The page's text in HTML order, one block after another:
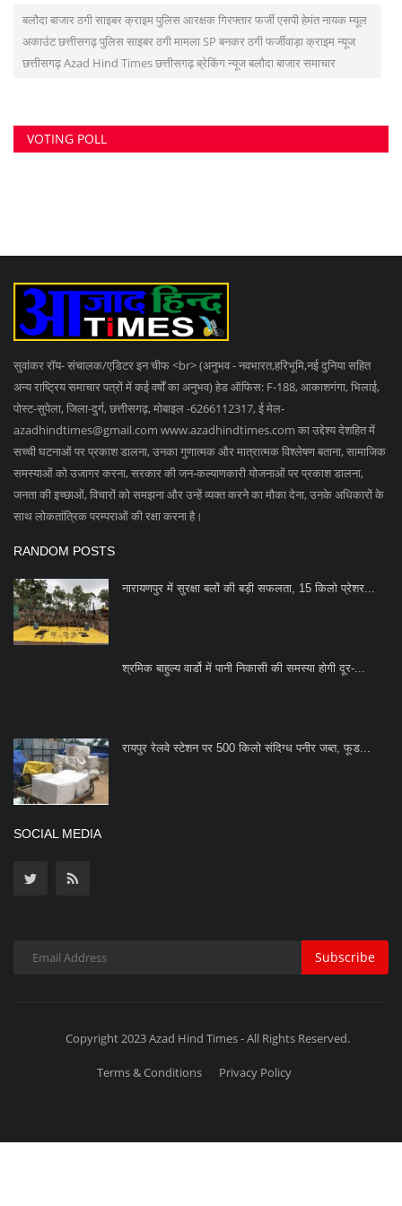
बलौदा बाजार ठगी साइबर क्राइम पुलिस आरक्षक गिरफ्तार फर्जी एसपी हेमंत नायक म्यूल
अकाउंट छत्तीसगढ़ पुलिस साइबर ठगी मामला SP बनकर ठगी फर्जीवाड़ा क्राइम न्यूज
छत्तीसगढ़ Azad Hind Times छत्तीसगढ़ ब्रेकिंग न्यूज बलौदा बाजार समाचार
VOTING POLL
सुवांकर रॉय- संचालक/एडिटर इन चीफ <br> (अनुभव - नवभारत,हरिभूमि,नई दुनिया सहित
अन्य राष्ट्रिय समाचार पत्रों में कई वर्षों का अनुभव) हेड ऑफिस: F-188, आकाशगंगा, भिलाई,
पोस्ट-सुपेला, जिला-दुर्ग, छत्तीसगढ़, मोबाइल -6266112317, ई मेल-
azadhindtimes@gmail.com www.azadhindtimes.com का उद्देश्य देशहित में
सच्ची घटनाओं पर प्रकाश डालना, उनका गुणात्मक और मात्रात्मक विश्लेषण बताना, सामाजिक
समस्याओं को उजागर करना, सरकार की जन-कल्याणकारी योजनाओं पर प्रकाश डालना,
जनता की इच्छाओं, विचारों को समझना और उन्हें व्यक्त करने का मौका देना, उनके अधिकारों के
साथ लोकतांत्रिक परम्पराओं की रक्षा करना है।
RANDOM POSTS
नारायणपुर में सुरक्षा बलों की बड़ी सफलता, 15 किलो प्रेशर...
श्रमिक बाहुल्य वार्डो में पानी निकासी की समस्या होगी दूर-...
रायपुर रेलवे स्टेशन पर 500 किलो संदिग्ध पनीर जब्त, फूड...
SOCIAL MEDIA
Subscribe
Copyright 2023 Azad Hind Times - All Rights Reserved.
Terms & Conditions Privacy Policy